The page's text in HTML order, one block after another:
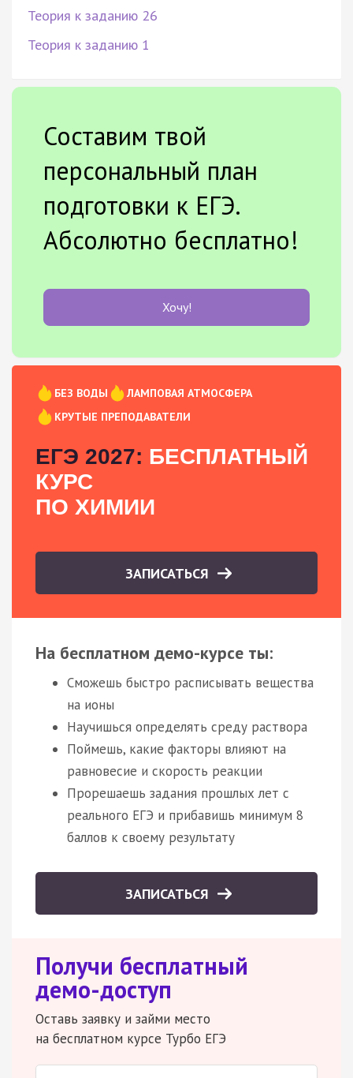
Теория к заданию 26
Теория к заданию 1
Составим твой
персональный план
подготовки к ЕГЭ.
Абсолютно бесплатно!
Хочу!
БЕЗ ВОДЫ
ЛАМПОВАЯ АТМОСФЕРА
КРУТЫЕ ПРЕПОДАВАТЕЛИ
ЕГЭ 2027: БЕСПЛАТНЫЙ
КУРС
ПО ХИМИИ
ЗАПИСАТЬСЯ
На бесплатном демо-курсе ты:
Сможешь быстро расписывать вещества
на ионы
Научишься определять среду раствора
Поймешь, какие факторы влияют на
равновесие и скорость реакции
Прорешаешь задания прошлых лет с
реального ЕГЭ и прибавишь минимум 8
баллов к своему результату
ЗАПИСАТЬСЯ
Получи бесплатный
демо-доступ
Оставь заявку и займи место
на бесплатном курсе Турбо ЕГЭ